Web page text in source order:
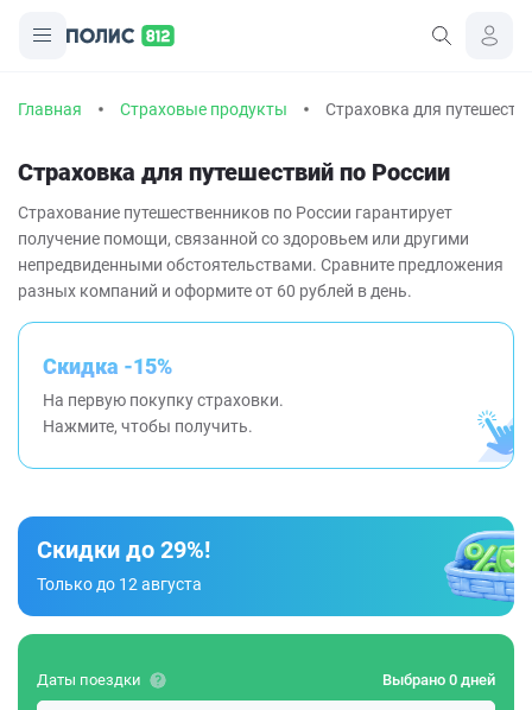
Главная Страховые продукты Страховка для
Страховка для путешествий по России
Страхование путешественников по России гарантирует
получение помощи, связанной со здоровьем или другими
непредвиденными обстоятельствами. Сравните предложения
разных компаний и оформите от 60 рублей в день.
Скидка -15%
На первую покупку страховки.
Нажмите, чтобы получить.
Скидки до 29%!
Только до 12 августа
Даты поездки Выбрано 0 дней